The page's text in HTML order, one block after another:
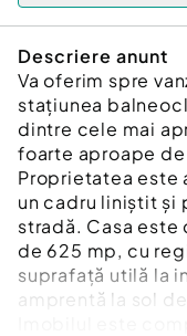
Descriere anunt
Va oferim spre
stațiunea
dintre cele mai
foarte aproape de
Proprietatea este
un cadru liniștit
stradă. Casa
de 625 mp, cu
suprafață utilă la
amprentă la sol de
Imobilul este